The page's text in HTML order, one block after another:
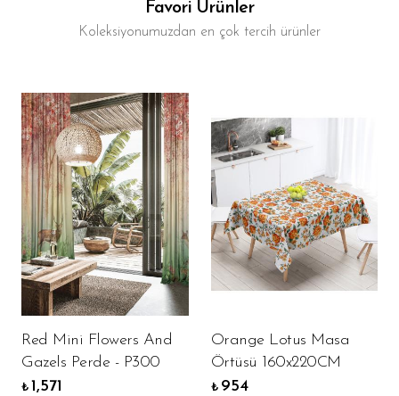
Favori Ürünler
Koleksiyonumuzdan en çok tercih ürünler
Red Mini Flowers And
Gazels Perde - P300
₺ 1,571
Orange Lotus Masa
Örtüsü 160x220CM
₺ 954